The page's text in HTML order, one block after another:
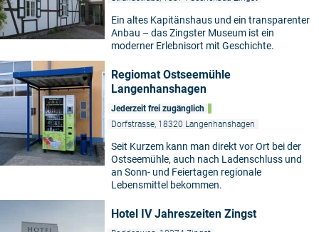
Ein altes Kapitänshaus und ein transparenter
Anbau – das Zingster Museum ist ein
moderner Erlebnisort mit Geschichte.
Regiomat Ostseemühle
Langenhanshagen
Jederzeit frei zugänglich
Dorfstrasse, 18320 Langenhanshagen
Seit Kurzem kann man direkt vor Ort bei der
Ostseemühle, auch nach Ladenschluss und
an Sonn- und Feiertagen regionale
Lebensmittel bekommen.
Hotel IV Jahreszeiten Zingst